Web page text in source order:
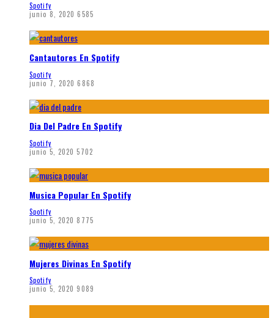
Spotify
junio 8, 2020 6585
Cantautores En Spotify
Spotify
junio 7, 2020 6868
Dia Del Padre En Spotify
Spotify
junio 5, 2020 5702
Musica Popular En Spotify
Spotify
junio 5, 2020 8775
Mujeres Divinas En Spotify
Spotify
junio 5, 2020 9089